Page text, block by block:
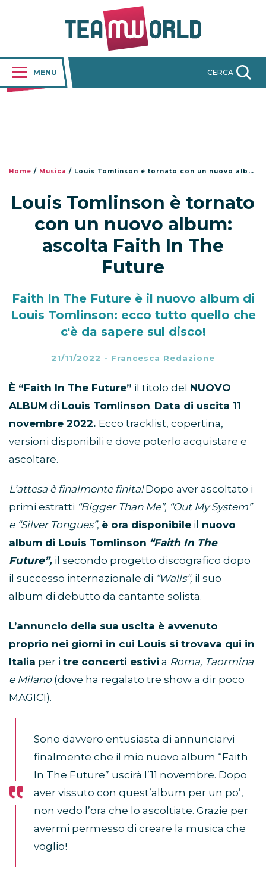
MENU CERCA
Home / Musica / Louis Tomlinson è tornato con un nuovo album: ascolta Faith In The Future
Louis Tomlinson è tornato
con un nuovo album:
ascolta Faith In The
Future
Faith In The Future è il nuovo album di
Louis Tomlinson: ecco tutto quello che
c'è da sapere sul disco!
21/11/2022 - Francesca Redazione
È “Faith In The Future” il titolo del NUOVO
ALBUM di Louis Tomlinson. Data di uscita 11
novembre 2022. Ecco tracklist, copertina,
versioni disponibili e dove poterlo acquistare e
ascoltare.
L’attesa è finalmente finita!Dopo aver ascoltato i
primi estratti “Bigger Than Me”, “Out My System”
e “Silver Tongues”, è ora disponibile il nuovo
album di Louis Tomlinson “Faith In The
Future”, il secondo progetto discografico dopo
il successo internazionale di “Walls”, il suo
album di debutto da cantante solista.
L’annuncio della sua uscita è avvenuto
proprio nei giorni in cui Louis si trovava qui in
Italia per i tre concerti estivi a Roma, Taormina
e Milano(dove ha regalato tre show a dir poco
MAGICI).
Sono davvero entusiasta di annunciarvi
finalmente che il mio nuovo album “Faith
In The Future” uscirà l’11 novembre. Dopo
aver vissuto con quest’album per un po’,
non vedo l’ora che lo ascoltiate. Grazie per
avermi permesso di creare la musica che
voglio!